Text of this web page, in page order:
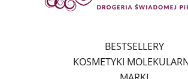
BESTSELLERY
KOSMETYKI